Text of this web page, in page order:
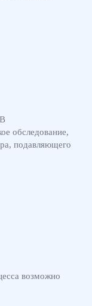
обследование,
подавляющего
возможно